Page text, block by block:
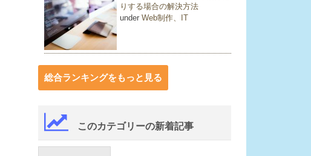
りする場合の解決方法
under Web制作、IT
総合ランキングをもっと見る
このカテゴリーの新着記事